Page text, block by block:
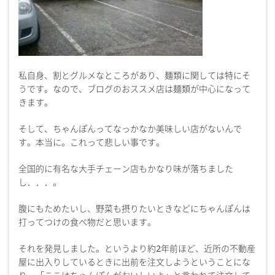
私自身、割とグルメなところがあり、麺類に関しては特にそ
うです。なので、ブログのおススメ店は麺類が中心になって
きます。
そして、ちゃんぽんってなっかなか美味しい店がないんで
す。本当に。これって悲しい事です。
全国的に有名な大手チェーン店もかなり味が落ちました
し．．．。
腹にもためたいし、野菜も摂りたいときなどにちゃんぽんは
打ってつけの食べ物だと思います。
それを発見しました。というより約2年前ほど、近所の不動産
屋に出入りしているときに出前を注文しようということにな